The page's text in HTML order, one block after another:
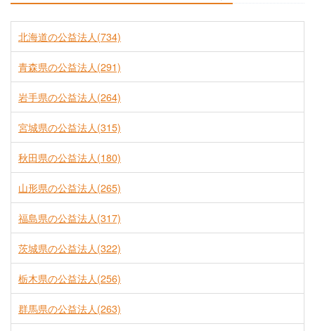
北海道の公益法人(734)
青森県の公益法人(291)
岩手県の公益法人(264)
宮城県の公益法人(315)
秋田県の公益法人(180)
山形県の公益法人(265)
福島県の公益法人(317)
茨城県の公益法人(322)
栃木県の公益法人(256)
群馬県の公益法人(263)